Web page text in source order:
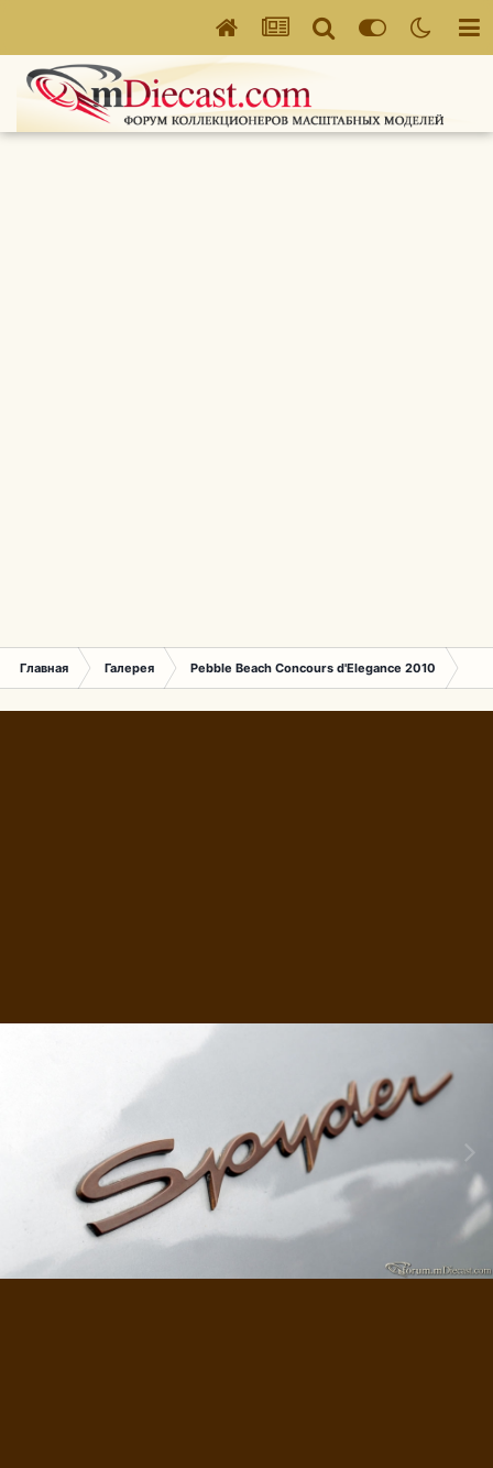
Главная Галерея Pebble Beach Concours d'Elegance 2010